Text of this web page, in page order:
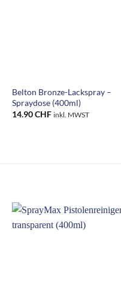
Belton Bronze-Lackspray –
Spraydose (400ml)
14.90CHF inkl. MWST